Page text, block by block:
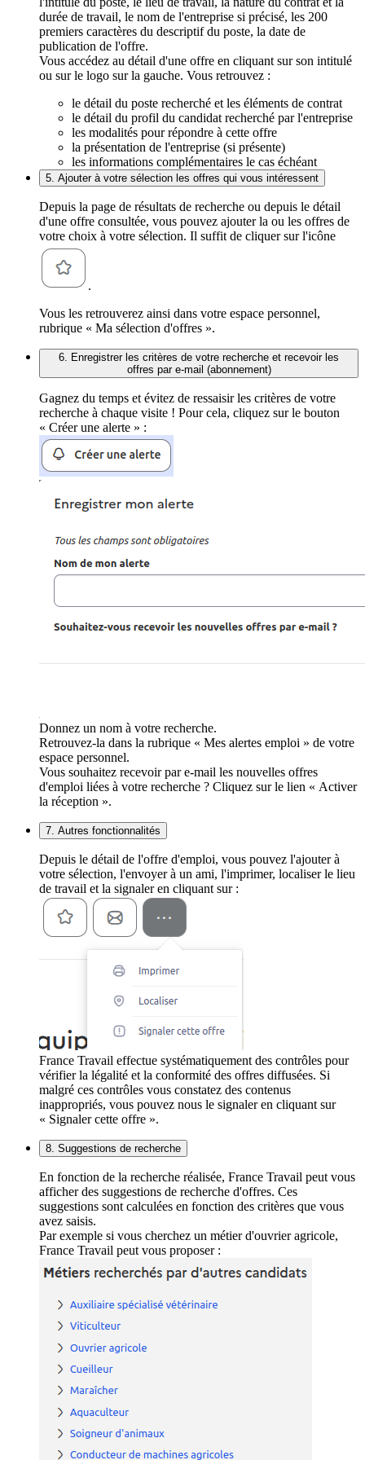
durée de travail, le nom de l'entreprise si précisé, les 200
premiers caractères du descriptif du poste, la date de
publication de l'offre.
Vous accédez au détail d'une offre en cliquant sur son intitulé
ou sur le logo sur la gauche. Vous retrouvez :
le détail du poste recherché et les éléments de contrat
le détail du profil du candidat recherché par l'entreprise
les modalités pour répondre à cette offre
la présentation de l'entreprise (si présente)
les informations complémentaires le cas échéant
5. Ajouter à votre sélection les offres qui vous intéressent
Depuis la page de résultats de recherche ou depuis le détail
d'une offre consultée, vous pouvez ajouter la ou les offres de
votre choix à votre sélection. Il suffit de cliquer sur l'icône
.
Vous les retrouverez ainsi dans votre espace personnel,
rubrique « Ma sélection d'offres ».
6. Enregistrer les critères de votre recherche et recevoir les
offres par e-mail (abonnement)
Gagnez du temps et évitez de ressaisir les critères de votre
recherche à chaque visite ! Pour cela, cliquez sur le bouton
« Créer une alerte » :
Donnez un nom à votre recherche.
Retrouvez-la dans la rubrique « Mes alertes emploi » de votre
espace personnel.
Vous souhaitez recevoir par e-mail les nouvelles offres
d'emploi liées à votre recherche ? Cliquez sur le lien « Activer
la réception ».
7. Autres fonctionnalités
Depuis le détail de l'offre d'emploi, vous pouvez l'ajouter à
votre sélection, l'envoyer à un ami, l'imprimer, localiser le lieu
de travail et la signaler en cliquant sur :
France Travail effectue systématiquement des contrôles pour
vérifier la légalité et la conformité des offres diffusées. Si
malgré ces contrôles vous constatez des contenus
inappropriés, vous pouvez nous le signaler en cliquant sur
« Signaler cette offre ».
8. Suggestions de recherche
En fonction de la recherche réalisée, France Travail peut vous
afficher des suggestions de recherche d'offres. Ces
suggestions sont calculées en fonction des critères que vous
avez saisis.
Par exemple si vous cherchez un métier d'ouvrier agricole,
France Travail peut vous proposer :